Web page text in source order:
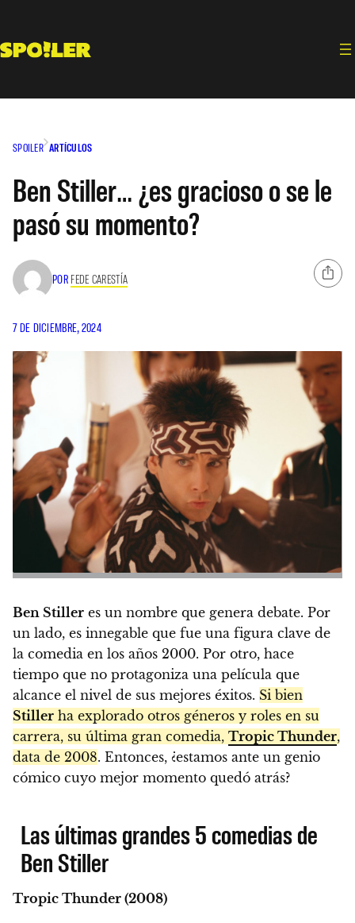
contenido
SPOILER ARTÍCULOS
Ben Stiller… ¿es gracioso o se le
pasó su momento?
POR FEDE CARESTÍA
7 DE DICIEMBRE, 2024
Ben Stiller es un nombre que genera debate. Por
un lado, es innegable que fue una figura clave de
la comedia en los años 2000. Por otro, hace
tiempo que no protagoniza una película que
alcance el nivel de sus mejores éxitos. Si bien
Stiller ha explorado otros géneros y roles en su
carrera, su última gran comedia, Tropic Thunder,
data de 2008. Entonces, ¿estamos ante un genio
cómico cuyo mejor momento quedó atrás?
Las últimas grandes 5 comedias de
Ben Stiller
Tropic Thunder (2008)